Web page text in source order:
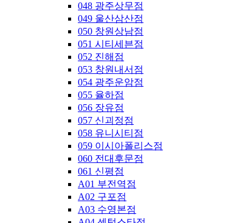
048 광주상무점
049 울산삼산점
050 창원상남점
051 시티세븐점
052 진해점
053 창원내서점
054 광주운암점
055 율하점
056 장유점
057 신괴정점
058 유니시티점
059 이시아폴리스점
060 전대후문점
061 신평점
A01 부전역점
A02 구포점
A03 수영본점